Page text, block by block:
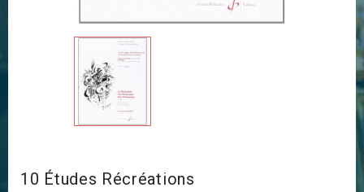
10 Études Récréations